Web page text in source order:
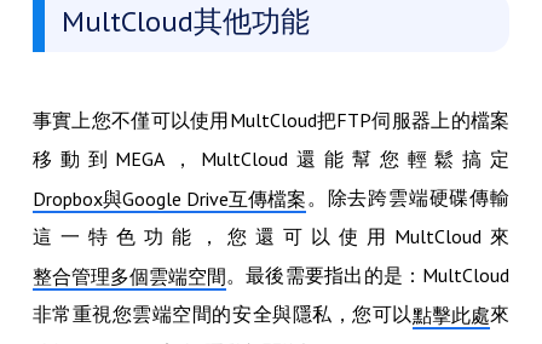
MultCloud其他功能
事實上您不僅可以使用MultCloud把FTP伺服器上的檔案
移動到MEGA，MultCloud還能幫您輕鬆搞定
Dropbox與Google Drive互傳檔案 。除去跨雲端硬碟傳輸
這一特色功能，您還可以使用MultCloud來
整合管理多個雲端空間。最後需要指出的是：MultCloud
非常重視您雲端空間的安全與隱私，您可以點擊此處來